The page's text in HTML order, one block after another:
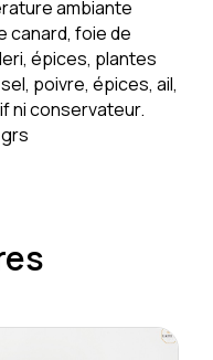
ambiante
canard, foie de
épices, plantes
poivre, épices, ail,
ni conservateur.